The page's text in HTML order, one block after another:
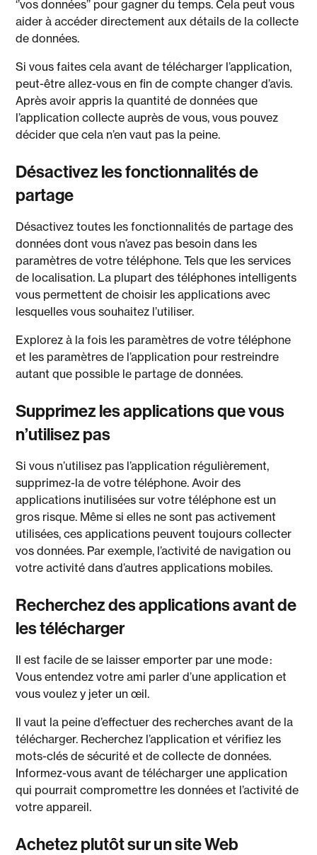
‘’vos données’’ pour gagner du temps. Cela peut vous
aider à accéder directement aux détails de la collecte
de données.
Si vous faites cela avant de télécharger l’application,
peut-être allez-vous en fin de compte changer d’avis.
Après avoir appris la quantité de données que
l’application collecte auprès de vous, vous pouvez
décider que cela n’en vaut pas la peine.
Désactivez les fonctionnalités de
partage
Désactivez toutes les fonctionnalités de partage des
données dont vous n’avez pas besoin dans les
paramètres de votre téléphone. Tels que les services
de localisation. La plupart des téléphones intelligents
vous permettent de choisir les applications avec
lesquelles vous souhaitez l’utiliser.
Explorez à la fois les paramètres de votre téléphone
et les paramètres de l’application pour restreindre
autant que possible le partage de données.
Supprimez les applications que vous
n’utilisez pas
Si vous n’utilisez pas l’application régulièrement,
supprimez-la de votre téléphone. Avoir des
applications inutilisées sur votre téléphone est un
gros risque. Même si elles ne sont pas activement
utilisées, ces applications peuvent toujours collecter
vos données. Par exemple, l’activité de navigation ou
votre activité dans d’autres applications mobiles.
Recherchez des applications avant de
les télécharger
Il est facile de se laisser emporter par une mode :
Vous entendez votre ami parler d’une application et
vous voulez y jeter un œil.
Il vaut la peine d’effectuer des recherches avant de la
télécharger. Recherchez l’application et vérifiez les
mots-clés de sécurité et de collecte de données.
Informez-vous avant de télécharger une application
qui pourrait compromettre les données et l’activité de
votre appareil.
Achetez plutôt sur un site Web